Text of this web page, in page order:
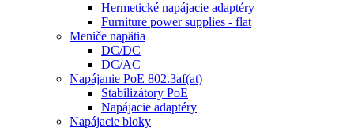
Hermetické napájacie adaptéry
Furniture power supplies - flat
Meniče napätia
DC/DC
DC/AC
Napájanie PoE 802.3af(at)
Stabilizátory PoE
Napájacie adaptéry
Napájacie bloky